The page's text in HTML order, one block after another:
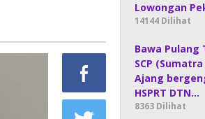
Lowongan
14144 Dilihat
Bawa Pulang
SCP
Ajang
HSPRT DTN…
8363 Dilihat